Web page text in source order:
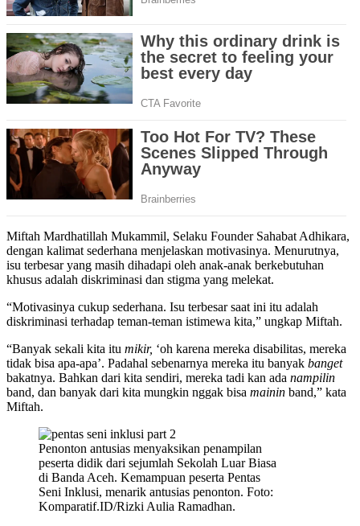
Miftah Mardhatillah Mukammil, Selaku Founder Sahabat Adhikara,
dengan kalimat sederhana menjelaskan motivasinya. Menurutnya,
isu terbesar yang masih dihadapi oleh anak-anak berkebutuhan
khusus adalah diskriminasi dan stigma yang melekat.
“Motivasinya cukup sederhana. Isu terbesar saat ini itu adalah
diskriminasi terhadap teman-teman istimewa kita,” ungkap Miftah.
“Banyak sekali kita itu mikir, ‘oh karena mereka disabilitas, mereka
tidak bisa apa-apa’. Padahal sebenarnya mereka itu banyak banget
bakatnya. Bahkan dari kita sendiri, mereka tadi kan ada nampilin
band, dan banyak dari kita mungkin nggak bisa mainin band,” kata
Miftah.
Penonton antusias menyaksikan penampilan
peserta didik dari sejumlah Sekolah Luar Biasa
di Banda Aceh. Kemampuan peserta Pentas
Seni Inklusi, menarik antusias penonton. Foto:
Komparatif.ID/Rizki Aulia Ramadhan.